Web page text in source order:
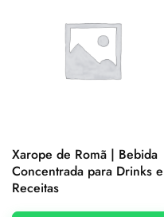
Xarope de Romã | Bebida
Concentrada para Drinks e
Receitas